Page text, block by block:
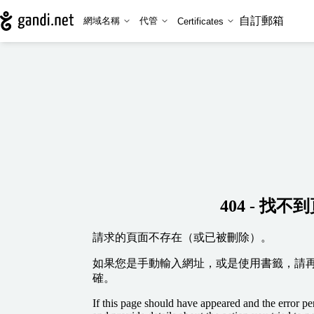
網域名稱 代管 Certificates 自訂郵箱
404 - 找不
請求的頁面不存在（或已被刪除）。
如果您是手動輸入網址，或是使用書籤，請
確。
If this page should have appeared and the error